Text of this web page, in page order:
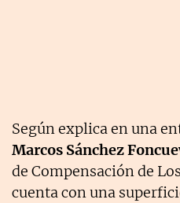
Según explica en una
Marcos Sánchez
de Compensación de
cuenta con una